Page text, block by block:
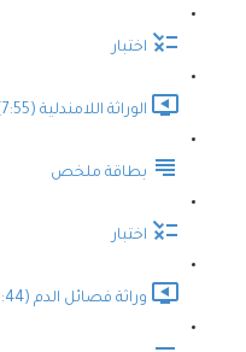
اختبار
الوراثة اللامندلية (7:55)
بطاقة ملخص
اختبار
وراثة فصائل الدم (12:44)